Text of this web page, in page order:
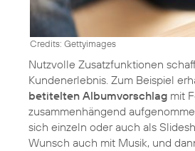
Credits: Gettyimages
Nutzvolle Zusatzfunktionen
Kundenerlebnis. Zum Beispiel
betitelten Albumvorschlag mit
zusammenhängend
sich einzeln oder auch als
Wunsch auch mit Musik, und